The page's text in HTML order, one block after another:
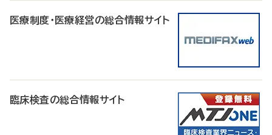
医療制度・医療経営の総合情報サイト
臨床検査の総合情報サイト